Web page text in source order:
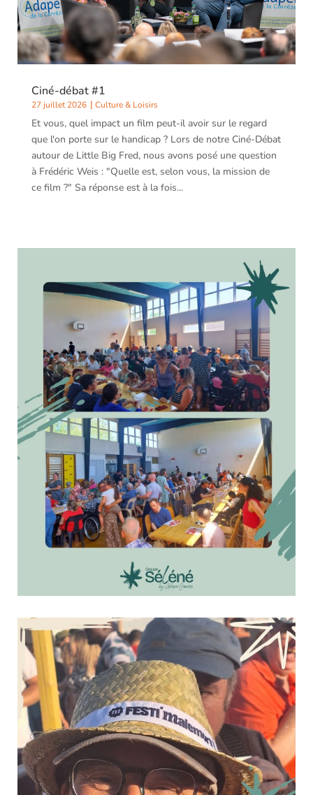
Ciné-débat #1
27 juillet 2026 Culture & Loisirs
Et vous, quel impact un film peut-il avoir sur le regard
que l'on porte sur le handicap ? Lors de notre Ciné-Débat
autour de Little Big Fred, nous avons posé une question
à Frédéric Weis : "Quelle est, selon vous, la mission de
ce film ?" Sa réponse est à la fois...
Un après-midi loto placé sous le signe du
partage !
15 juillet 2026 Culture & Loisirs
La semaine dernière, le PHV (Foyer de Vie pour
Personnes Handicapées Vieillissantes) et le FAM (Foyer
d'Accueil Médicalisé) ont organisé un après-midi loto
réunissant les personnes accompagnées, leurs familles
et les professionnels de l'Offre Habitat. Au-delà du jeu,...